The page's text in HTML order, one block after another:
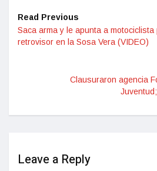
Read Previous
Saca arma y le apunta a motociclista
retrovisor en la Sosa Vera (VIDEO)
Clausuraron agencia
Leave a Reply